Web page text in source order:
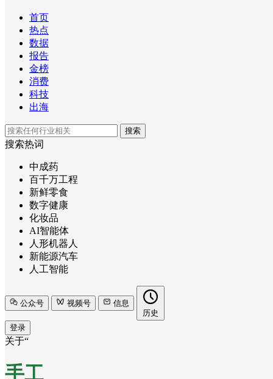
首页
热点
数据
报告
金榜
消费
科技
出海
搜索
搜索热词
中成药
百千万工程
新鲜零食
数字健康
化妆品
AI智能体
人形机器人
新能源汽车
人工智能
公众号 视频号
信息
历史
登录
关于“
手工